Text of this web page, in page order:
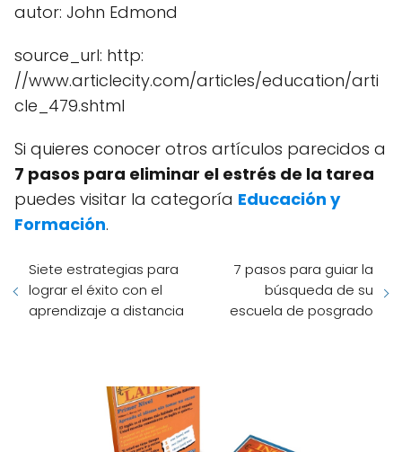
autor: John Edmond
source_url: http:
//www.articlecity.com/articles/education/arti
cle_479.shtml
Si quieres conocer otros artículos parecidos a
7 pasos para eliminar el estrés de la tarea
puedes visitar la categoría Educación y
Formación.
Siete estrategias para
lograr el éxito con el
aprendizaje a distancia
7 pasos para guiar la
búsqueda de su
escuela de posgrado